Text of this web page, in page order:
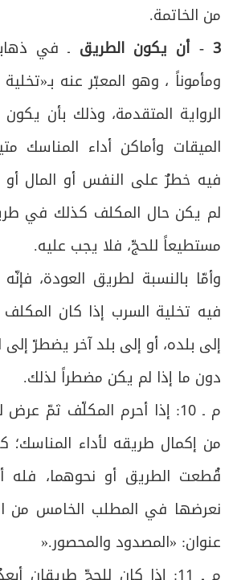
من الخاتمة.
3 - أن يكون الطريق
ـ في
ومأموناً ، وهو المعبّر عنه
الرواية المتقدمة، وذلك بأن
الميقات وأماكن أداء المناسك
فيه خطرٌ على النفس أو المال أو
لم يكن حال المكلف كذلك في
مستطيعاً للحجّ، فلا يجب عليه.
وأمّا بالنسبة لطريق العودة،
فيه تخلية السرب إذا كان المكلف
إلى بلده، أو إلى بلد آخر يضطرّ إلى
دون ما إذا لم يكن مضطراً لذلك.
م ـ 10: إذا أحرم المكلّف ثمّ
من إكمال طريقه لأداء المناسك؛
قُطعت الطريق أو نحوهما، فله
نعرضها في المطلب الخامس من
عنوان: «المصدود والمحصور».